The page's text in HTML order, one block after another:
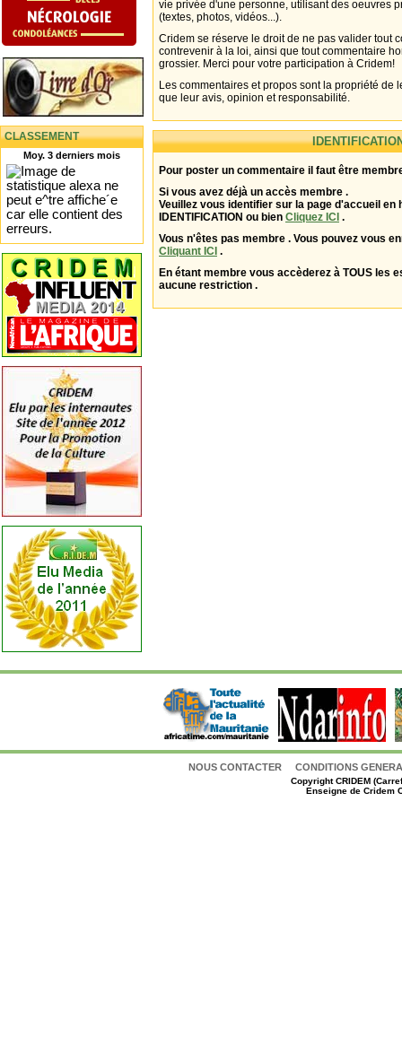
CLASSEMENT
Moy. 3 derniers mois
vie privée d'une personne, utilisant des oeuvres
(textes, photos, vidéos...).
Cridem se réserve le droit de ne pas valider tout
contrevenir à la loi, ainsi que tout commentaire
grossier. Merci pour votre participation à Cridem!
Les commentaires et propos sont la propriété de
que leur avis, opinion et responsabilité.
Pour poster un commentaire il faut être
Si vous avez déjà un accès membre .
Veuillez vous identifier sur la page d'accueil en
IDENTIFICATION ou bien Cliquez ICI .
Vous n'êtes pas membre . Vous pouvez vous
Cliquant ICI .
En étant membre vous accèderez à TOUS les
aucune restriction .
NOUS CONTACTER CONDITIONS
CopyrightCRIDEM
Enseigne de Cridem